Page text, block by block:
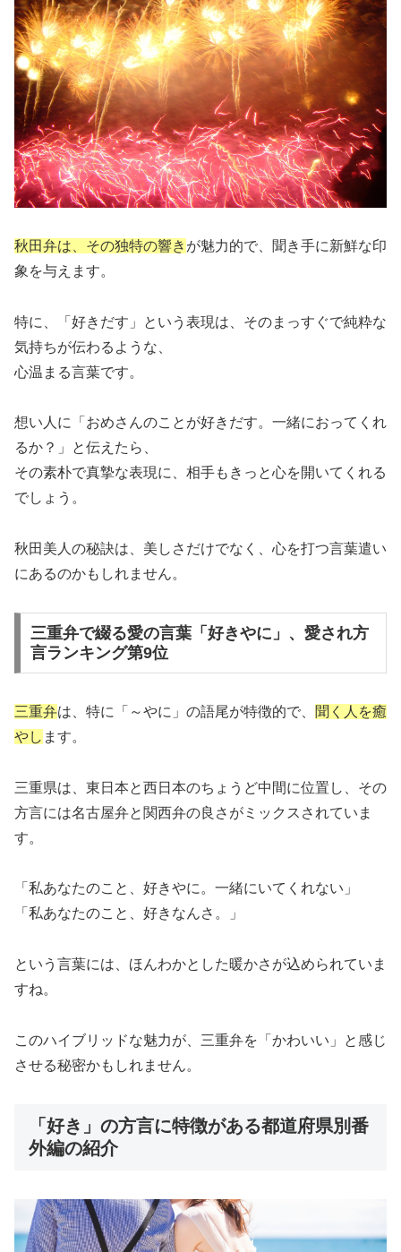
秋田弁は、その独特の響き が魅力的で、聞き手に新鮮な印
象を与えます。
特に、「好きだす」という表現は、そのまっすぐで純粋な
気持ちが伝わるような、
心温まる言葉です。
想い人に「おめさんのことが好きだす。一緒におってくれ
るか？」と伝えたら、
その素朴で真摯な表現に、相手もきっと心を開いてくれる
でしょう。
秋田美人の秘訣は、美しさだけでなく、心を打つ言葉遣い
にあるのかもしれません。
三重弁で綴る愛の言葉「好きやに」、愛され方
言ランキング第9位
三重弁は、特に「～やに」の語尾が特徴的で、
聞く人を癒
やし ます。
三重県は、東日本と西日本のちょうど中間に位置し、その
方言には名古屋弁と関西弁の良さがミックスされていま
す。
「私あなたのこと、好きやに。一緒にいてくれない」
「私あなたのこと、好きなんさ。」
という言葉には、ほんわかとした暖かさが込められていま
すね。
このハイブリッドな魅力が、三重弁を「かわいい」と感じ
させる秘密かもしれません。
「好き」の方言に特徴がある都道府県別番
外編の紹介